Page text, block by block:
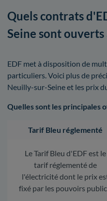
Quels contrats
Seine sont
EDF met à disposition de
particuliers. Voici plus de
Neuilly-sur-Seine et les prix
Quelles sont les principales
Tarif Bleu réglementé
Le Tarif Bleu d'EDF est le
tarif réglementé de
l'électricité dont le prix
fixé par les pouvoirs